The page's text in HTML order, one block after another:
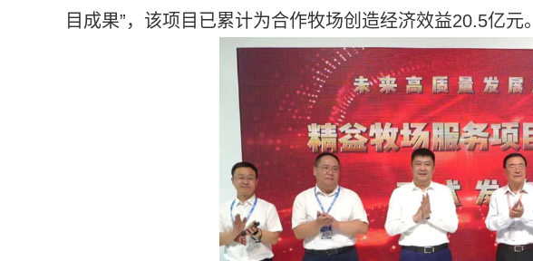
目成果”，该项目已累计为合作牧场创造经济效益20.5亿元。